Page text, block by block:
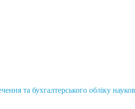
та бухгалтерського обліку